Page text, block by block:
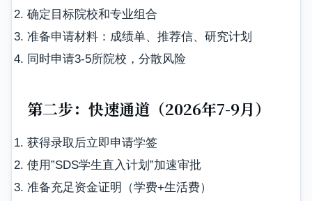
确定目标院校和专业组合
准备申请材料：成绩单、推荐信、研究计划
同时申请3-5所院校，分散风险
第二步：快速通道（2026年7-9月）
获得录取后立即申请学签
使用”SDS学生直入计划”加速审批
准备充足资金证明（学费+生活费）